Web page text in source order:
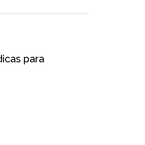
para